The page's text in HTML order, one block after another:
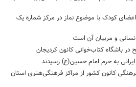
کودک با موضوع نماز در مرکز شماره یک
و مربیان آن است
باشگاه کتاب‌خوانی کانون کردیجان
به حرم امام حسین(ع) رسیدند
کانون کشور از مراکز فرهنگی‌هنری استان